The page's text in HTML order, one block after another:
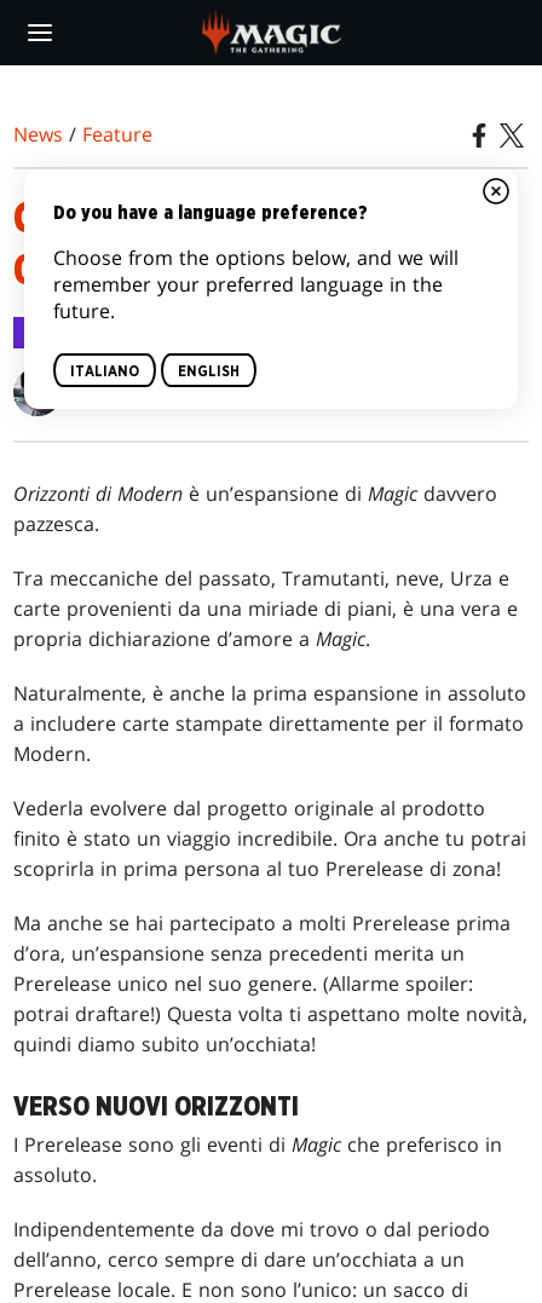
main
News / Feature
COMPENDIO DI PRERELEASE DI
ORIZZONTI DI MODERN
Gavin Verhey
Orizzonti di Modern è un’espansione diMagic davvero
pazzesca.
Tra meccaniche del passato, Tramutanti, neve, Urza e
carte provenienti da una miriade di piani, è una vera e
propria dichiarazione d’amore aMagic.
Naturalmente, è anche la prima espansione in assoluto
a includere carte stampate direttamente per il formato
Modern.
Vederla evolvere dal progetto originale al prodotto
finito è stato un viaggio incredibile. Ora anche tu potrai
scoprirla in prima persona al tuo Prerelease di zona!
Ma anche se hai partecipato a molti Prerelease prima
d’ora, un’espansione senza precedenti merita un
Prerelease unico nel suo genere. (Allarme spoiler:
potrai draftare!) Questa volta ti aspettano molte novità,
quindi diamo subito un’occhiata!
VERSO NUOVI ORIZZONTI
I Prerelease sono gli eventi diMagic che preferisco in
assoluto.
Indipendentemente da dove mi trovo o dal periodo
dell’anno, cerco sempre di dare un’occhiata a un
Prerelease locale. E non sono l’unico: un sacco di
Do you have a language preference?
Choose from the options below, and we will
remember your preferred language in the
future.
ITALIANO ENGLISH